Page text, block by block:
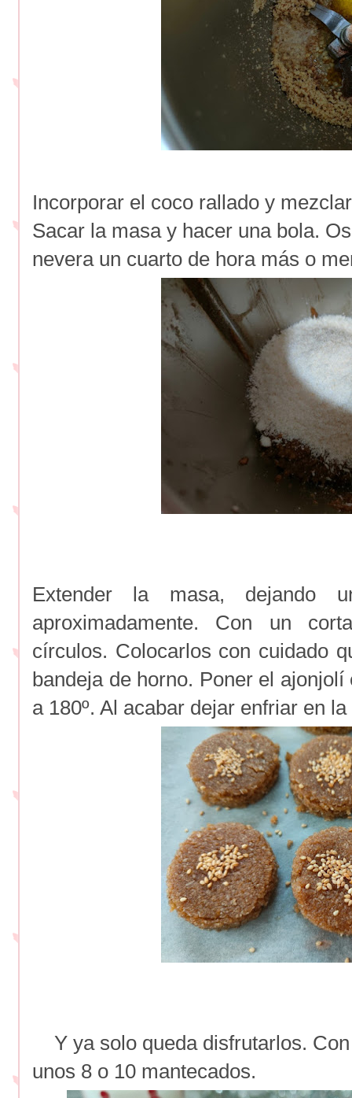
Incorporar el coco rallado y
Sacar la masa y hacer una bola.
nevera un cuarto de hora más o
Extender la masa, dejando
aproximadamente. Con un
círculos. Colocarlos con cuidado
bandeja de horno. Poner el
a 180º. Al acabar dejar enfriar en
Y ya solo queda disfrutarlos.
unos 8 o 10 mantecados.